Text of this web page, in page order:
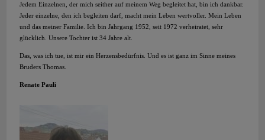
Jedem Einzelnen, der mich seither auf meinem Weg begleitet hat, bin ich dankbar.
Jeder einzelne, den ich begleiten darf, macht mein Leben wertvoller. Mein Leben
und das meiner Familie. Ich bin Jahrgang 1952, seit 1972 verheiratet, sehr
glücklich. Unsere Tochter ist 34 Jahre alt.
Das, was ich tue, ist mir ein Herzensbedürfnis. Und es ist ganz im Sinne meines
Bruders Thomas.
Renate Pauli